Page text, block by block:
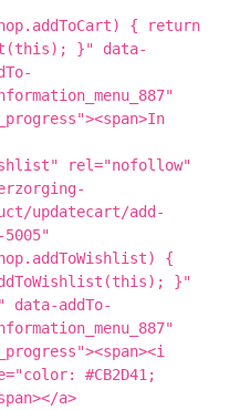
{ return
}" data-
rel="nofollow"
updatecart/add-
{
}"
data-addTo-
#CB2D41;
a>